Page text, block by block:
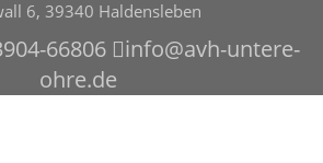
6, 39340 Haldensleben
66806
info@avh-untere-
ohre.de